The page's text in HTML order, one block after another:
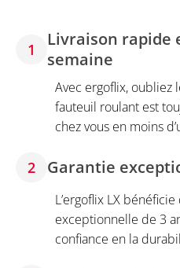
1
Livraison rapide
semaine
Avec ergoflix, oubliez
fauteuil roulant est
chez vous en moins
2 Garantie
L’ergoflix LX bénéficie
exceptionnelle de 3
confiance en la